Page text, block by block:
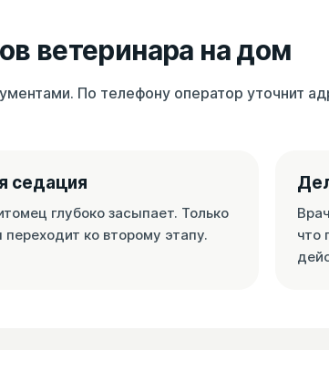
ветеринара на дом
По телефону оператор уточнит
седация
глубоко засыпает. Только
переходит ко второму этапу.
что